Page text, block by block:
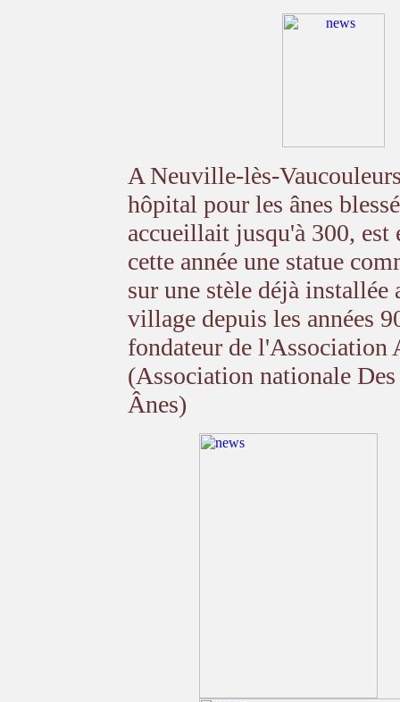
A Neuville-lès-
hôpital pour les ânes
accueillait jusqu'à 300, est
cette année une statue
sur une stèle déjà installée
village depuis les années
fondateur de
(Association nationale
Ânes)